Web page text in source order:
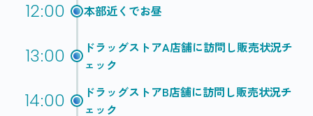
12:00 本部近くでお昼
13:00
ドラッグストアA店舗に訪問し販売状況チ
ェック
14:00
ドラッグストアB店舗に訪問し販売状況チ
ェック